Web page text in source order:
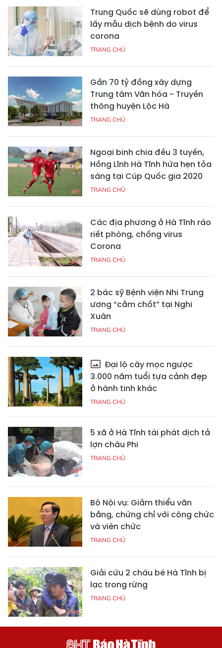
Trung Quốc sẽ dùng robot để
lấy mẫu dịch bệnh do virus
corona
TRANG CHỦ
Gần 70 tỷ đồng xây dựng
Trung tâm Văn hóa - Truyền
thông huyện Lộc Hà
TRANG CHỦ
Ngoại binh chia đều 3 tuyến,
Hồng Lĩnh Hà Tĩnh hứa hẹn tỏa
sáng tại Cúp Quốc gia 2020
TRANG CHỦ
Các địa phương ở Hà Tĩnh ráo
riết phòng, chống virus
Corona
TRANG CHỦ
2 bác sỹ Bệnh viện Nhi Trung
ương “cắm chốt” tại Nghi
Xuân
TRANG CHỦ
Đại lộ cây mọc ngược
3.000 năm tuổi tựa cảnh đẹp
ở hành tinh khác
TRANG CHỦ
5 xã ở Hà Tĩnh tái phát dịch tả
lợn châu Phi
TRANG CHỦ
Bộ Nội vụ: Giảm thiểu văn
bằng, chứng chỉ với công chức
và viên chức
TRANG CHỦ
Giải cứu 2 cháu bé Hà Tĩnh bị
lạc trong rừng
TRANG CHỦ